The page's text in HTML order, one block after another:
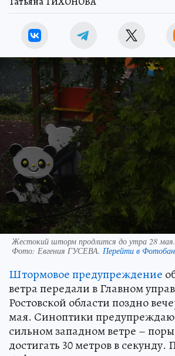
Жестокий шторм продлится до утра 28 мая.
Фото: Евгения ГУСЕВА. Перейти в
Штормовое предупреждение
ветра передали в Главном
Ростовской области поздно
мая. Синоптики
сильном западном ветре –
достигать 30 метров в секунду.